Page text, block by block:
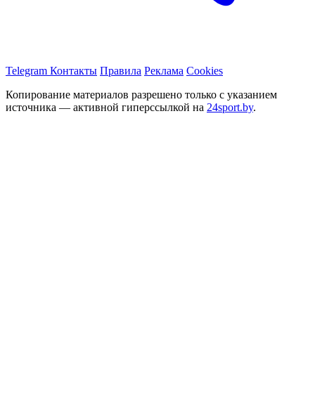
Telegram Контакты Правила Реклама Cookies
Копирование материалов разрешено только с указанием
источника — активной гиперссылкой на 24sport.by.